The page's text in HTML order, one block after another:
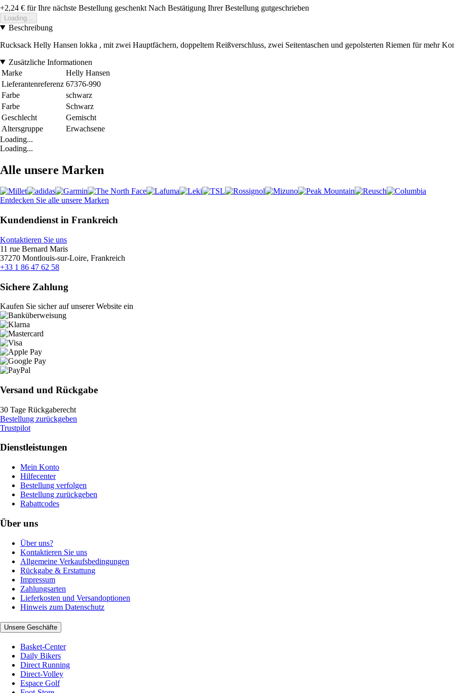
+2,24 € für Ihre nächste Bestellung geschenkt Nach Bestätigung Ihrer Bestellung gutgeschrieben
Loading...
Beschreibung
Rucksack Helly Hansen lokka , mit zwei Hauptfächern, doppeltem Reißverschluss, zwei Seitentaschen und gepolsterten Riemen für mehr
Zusätzliche Informationen
Marke
Helly Hansen
Lieferantenreferenz 67376-990
Farbe
schwarz
Farbe
Schwarz
Geschlecht
Gemischt
Altersgruppe
Erwachsene
Loading...
Loading...
Alle unsere Marken
Entdecken Sie alle unsere Marken
Kundendienst in Frankreich
Kontaktieren Sie uns
11 rue Bernard Maris
37270 Montlouis-sur-Loire, Frankreich
+33 1 86 47 62 58
Sichere Zahlung
Kaufen Sie sicher auf unserer Website ein
Versand und Rückgabe
30 Tage Rückgaberecht
Bestellung zurückgeben
Trustpilot
Dienstleistungen
Mein Konto
Hilfecenter
Bestellung verfolgen
Bestellung zurückgeben
Rabattcodes
Über uns
Über uns?
Kontaktieren Sie uns
Allgemeine Verkaufsbedingungen
Rückgabe & Erstattung
Impressum
Zahlungsarten
Lieferkosten und Versandoptionen
Hinweis zum Datenschutz
Unsere Geschäfte
Basket-Center
Daily Bikers
Direct Running
Direct-Volley
Espace Golf